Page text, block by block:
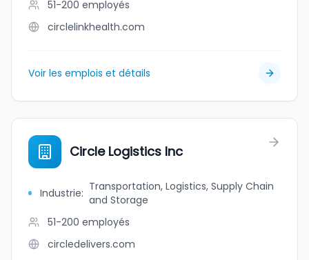
51-200 employés
circlelinkhealth.com
Voir les emplois et détails
Circle Logistics Inc
Industrie: Transportation, Logistics, Supply Chain
and Storage
51-200 employés
circledelivers.com